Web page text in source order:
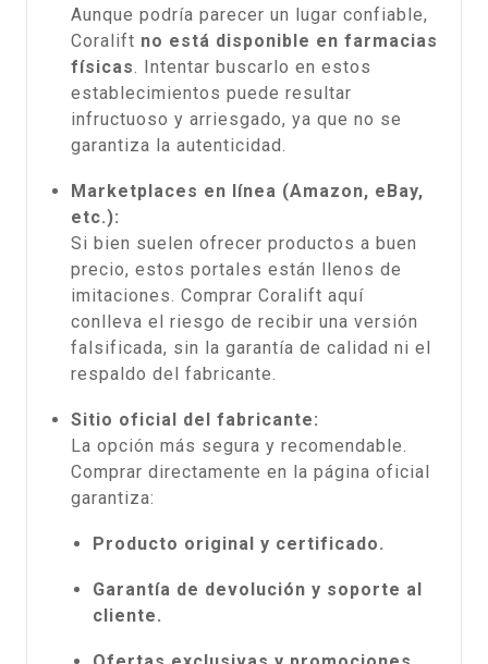
Aunque podría parecer un lugar confiable,
Coralift no está disponible en farmacias
físicas. Intentar buscarlo en estos
establecimientos puede resultar
infructuoso y arriesgado, ya que no se
garantiza la autenticidad.
Marketplaces en línea (Amazon, eBay,
etc.):
Si bien suelen ofrecer productos a buen
precio, estos portales están llenos de
imitaciones. Comprar Coralift aquí
conlleva el riesgo de recibir una versión
falsificada, sin la garantía de calidad ni el
respaldo del fabricante.
Sitio oficial del fabricante:
La opción más segura y recomendable.
Comprar directamente en la página oficial
garantiza:
Producto original y certificado.
Garantía de devolución y soporte al
cliente.